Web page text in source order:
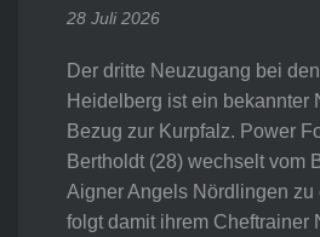
28 Juli 2026
Der dritte Neuzugang bei
Heidelberg ist ein bekannter
Bezug zur Kurpfalz. Power
Bertholdt (28) wechselt vom
Aigner Angels Nördlingen zu
folgt damit ihrem Cheftrainer